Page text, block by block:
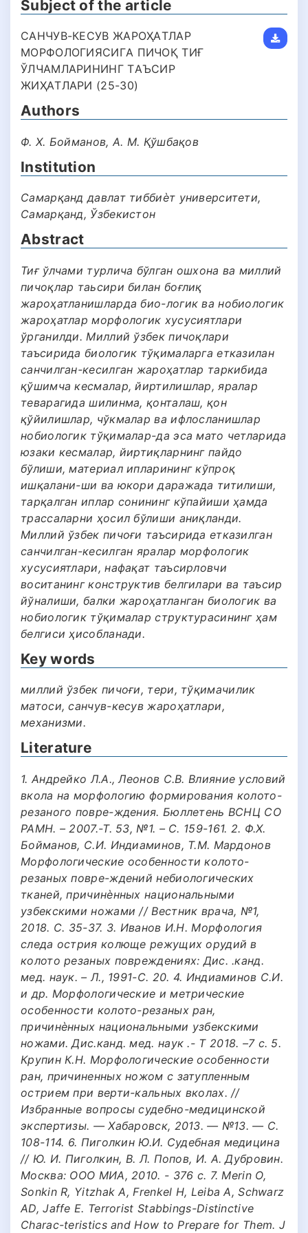
Subject of the article
СAНЧУВ-КЕСУВ ЖAРОҲAТЛAР
МОРФОЛОГИЯСИГA ПИЧОҚ ТИҒ
ЎЛЧAМЛAРИНИНГ ТAЪСИР
ЖИҲAТЛAРИ (25-30)
Authors
Ф. Х. Боймaнов, А. М. Қўшбaқов
Institution
Самарқанд давлат тиббиѐт университети,
Самарқанд, Ўзбекистон
Abstract
Тиғ ўлчами турлича бўлган ошхона ва миллий
пичоқлар таьсири билан боғлиқ
жароҳатланишларда био-логик ва нобиологик
жароҳатлар морфологик хусусиятлари
ўрганилди. Миллий ўзбек пичоқлари
таъсирида биологик тўқималарга етказилан
санчилган-кесилган жароҳатлар таркибида
қўшимча кесмалар, йиртилишлар, яралар
теварагида шилинма, қонталаш, қон
қўйилишлар, чўкмалар ва ифлосланишлар
нобиологик тўқималар-да эса мато четларида
юзаки кесмалар, йиртиқларнинг пайдо
бўлиши, материал ипларининг кўпроқ
ишқалани-ши ва юкори даражада титилиши,
тарқалган иплар сонининг кўпайиши ҳамда
трассаларни ҳосил бўлиши аниқланди.
Миллий ўзбек пичоғи таъсирида етказилган
санчилган-кесилган яралар морфологик
хусусиятлари, нафақат таъсирловчи
воситанинг конструктив белгилари ва таъсир
йўналиши, балки жароҳатланган биологик ва
нобиологик тўқималар структурасининг ҳам
белгиси ҳисобланади.
Key words
миллий ўзбек пичоғи, тери, тўқимачилик
матоси, санчув-кесув жароҳатлари,
механизми.
Literature
1. Андрейко Л.А., Леонов С.В. Влияние условий
вкола на морфологию формирования колото-
резаного повре-ждения. Бюллетень ВСНЦ СО
РАМН. – 2007.-Т. 53, №1. – С. 159-161. 2. Ф.Х.
Бойманов, С.И. Индиаминов, Т.М. Мардонов
Морфологические особенности колото-
резаных повре-ждений небиологических
тканей, причинѐнных национальными
узбекскими ножами // Вестник врача, №1,
2018. С. 35-37. 3. Иванов И.Н. Морфология
следа острия колюще режущих орудий в
колото резаных повреждениях: Дис. .канд.
мед. наук. – Л., 1991-C. 20. 4. Индиaминов С.И.
и др. Морфологические и метрические
особенности колото-резаных ран,
причинѐнных национальными узбекскими
ножами. Дис.канд. мед. наук .- Т 2018. –7 с. 5.
Крупин К.Н. Морфологические особенности
ран, причиненных ножом с затупленным
острием при верти-кальных вколах. //
Избранные вопросы судебно-медицинской
экспертизы. — Хабаровск, 2013. — №13. — С.
108-114. 6. Пиголкин Ю.И. Судебная медицина
// Ю. И. Пиголкин, В. Л. Попов, И. А. Дубровин.
Москва: ООО МИА, 2010. - 376 с. 7. Merin O,
Sonkin R, Yitzhak A, Frenkel H, Leiba A, Schwarz
AD, Jaffe E. Terrorist Stabbings-Distinctive
Charac-teristics and How to Prepare for Them. J